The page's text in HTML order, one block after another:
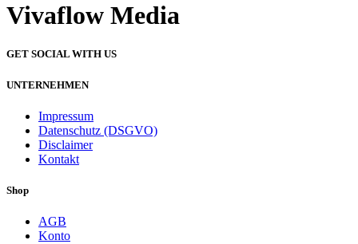
Vivaflow Media
GET SOCIAL WITH US
UNTERNEHMEN
Impressum
Datenschutz (DSGVO)
Disclaimer
Kontakt
Shop
AGB
Konto